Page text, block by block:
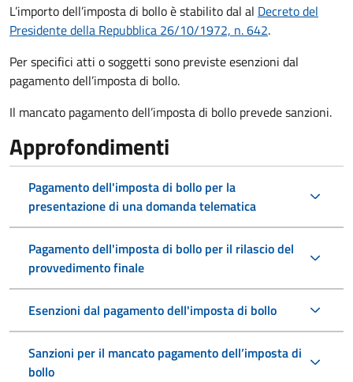
L’importo dell’imposta di bollo è stabilito dal al Decreto del
Presidente della Repubblica 26/10/1972, n. 642.
Per specifici atti o soggetti sono previste esenzioni dal
pagamento dell’imposta di bollo.
Il mancato pagamento dell’imposta di bollo prevede sanzioni.
Approfondimenti
Pagamento dell'imposta di bollo per la
presentazione di una domanda telematica
Pagamento dell'imposta di bollo per il rilascio del
provvedimento finale
Esenzioni dal pagamento dell'imposta di bollo
Sanzioni per il mancato pagamento dell’imposta di
bollo